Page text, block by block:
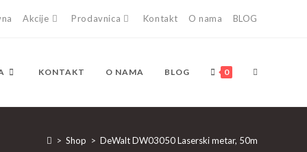
Akcije Prodavnica Kontakt O nama BLOG
KONTAKT O NAMA BLOG 0 TOGGLE
WEBSITE
> Shop > DeWalt DW03050 Laserski metar, 50m